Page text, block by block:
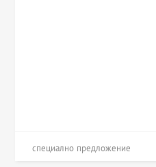
специално предложение